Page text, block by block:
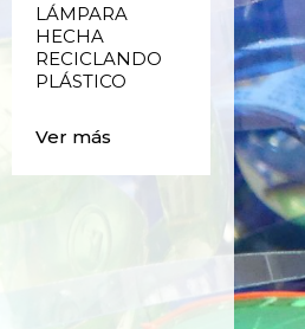
LÁMPARA
HECHA
RECICLANDO
PLÁSTICO
Ver más